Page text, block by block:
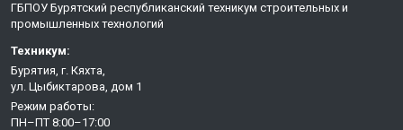
ГБПОУ Бурятский республиканский техникум строительных и
промышленных технологий
Техникум:
Бурятия, г. Кяхта,
ул. Цыбиктарова, дом 1
Режим работы:
ПН–ПТ 8:00–17:00